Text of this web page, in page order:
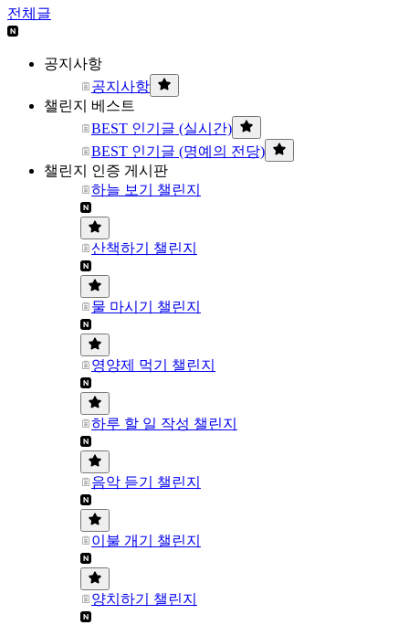
전체글
공지사항
공지사항
챌린지 베스트
BEST 인기글 (실시간)
BEST 인기글 (명예의 전당)
챌린지 인증 게시판
하늘 보기 챌린지
산책하기 챌린지
물 마시기 챌린지
영양제 먹기 챌린지
하루 할 일 작성 챌린지
음악 듣기 챌린지
이불 개기 챌린지
양치하기 챌린지